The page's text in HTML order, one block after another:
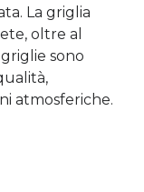
La griglia
oltre al
sono
atmosferiche.